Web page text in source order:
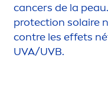
cancers de la
protection solaire
contre les effets
UVA/UVB.